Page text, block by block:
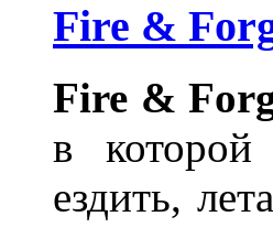
Fire &
Fire &
в которой
ездить,